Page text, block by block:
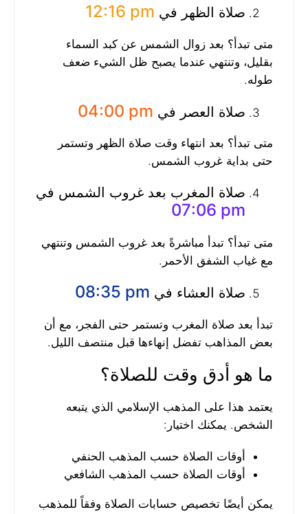
صلاة الظهر في 12:16 pm
متى تبدأ؟ بعد زوال الشمس عن كبد السماء
بقليل، وتنتهي عندما يصبح ظل الشيء ضعف
طوله.
صلاة العصر في 04:00 pm
متى تبدأ؟ بعد انتهاء وقت صلاة الظهر وتستمر
حتى بداية غروب الشمس.
صلاة المغرب بعد غروب الشمس في
07:06 pm
متى تبدأ؟ تبدأ مباشرةً بعد غروب الشمس وتنتهي
مع غياب الشفق الأحمر.
صلاة العشاء في 08:35 pm
تبدأ بعد صلاة المغرب وتستمر حتى الفجر، مع أن
بعض المذاهب تفضل إنهاءها قبل منتصف الليل.
ما هو أدق وقت للصلاة؟
يعتمد هذا على المذهب الإسلامي الذي يتبعه
الشخص. يمكنك اختيار:
أوقات الصلاة حسب المذهب الحنفي
أوقات الصلاة حسب المذهب الشافعي
يمكن أيضًا تخصيص حسابات الصلاة وفقاً للمذهب